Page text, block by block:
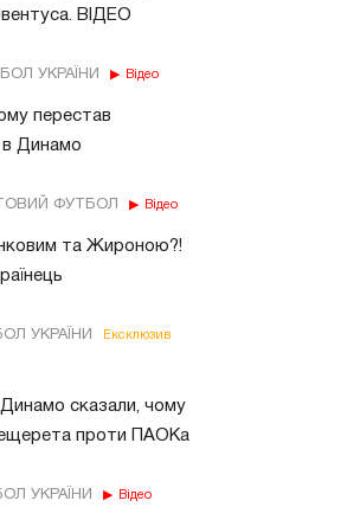
ВІДЕО
УКРАЇНИ Відео
перестав
в Динамо
ФУТБОЛ Відео
та Жироною?!
УКРАЇНИ Ексклюзив
сказали, чому
проти ПАОКа
УКРАЇНИ Відео